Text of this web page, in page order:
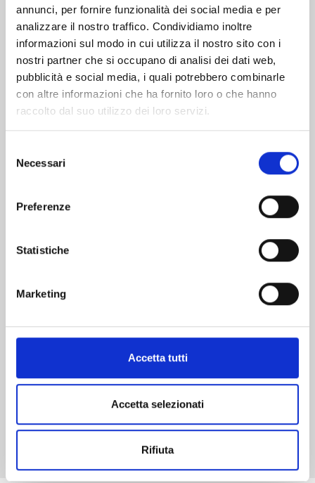
annunci, per fornire funzionalità dei social media e per
analizzare il nostro traffico. Condividiamo inoltre
informazioni sul modo in cui utilizza il nostro sito con i
nostri partner che si occupano di analisi dei dati web,
pubblicità e social media, i quali potrebbero combinarle
con altre informazioni che ha fornito loro o che hanno
raccolto dal suo utilizzo dei loro servizi.
delNecessari
Preferenze
Statistiche
Marketing
Accetta tutti
Accetta selezionati
Rifiuta
Altri volumi della serie
UCHU KYODAI - FRATELLI NELLO SPAZIO n. 43
€ 5,90
Mostra tutto